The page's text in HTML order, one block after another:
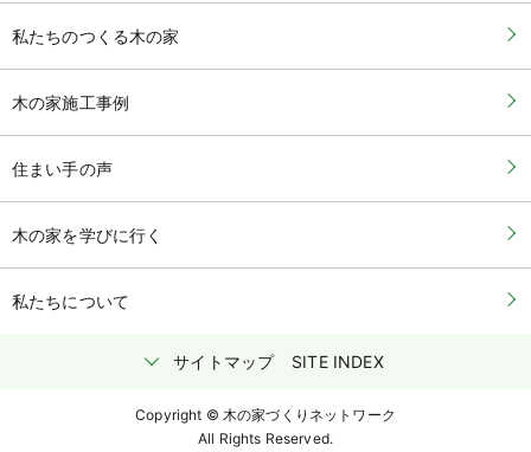
私たちのつくる木の家
木の家施工事例
住まい手の声
木の家を学びに行く
私たちについて
サイトマップ SITE INDEX
Copyright © 木の家づくりネットワーク
All Rights Reserved.